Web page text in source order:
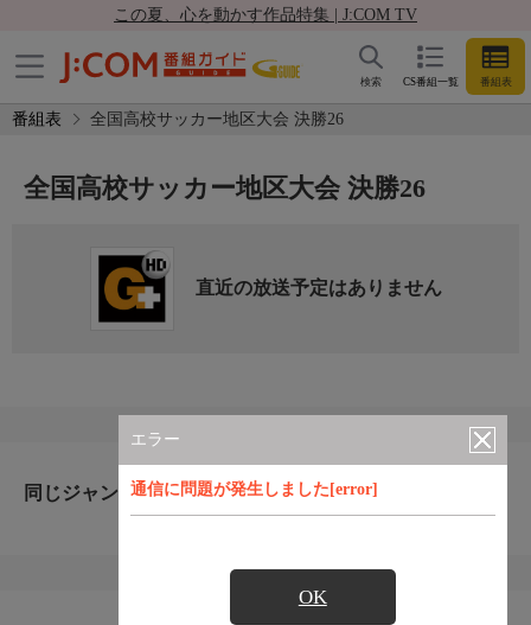
この夏、心を動かす作品特集 | J:COM TV
CS番組一覧 番組表
検索
番組表 全国高校サッカー地区大会 決勝26
エラー
通信に問題が発生しました[error]
OK
全国高校サッカー地区大会 決勝26
直近の放送予定はありません
同じジャンルのおすすめ番組